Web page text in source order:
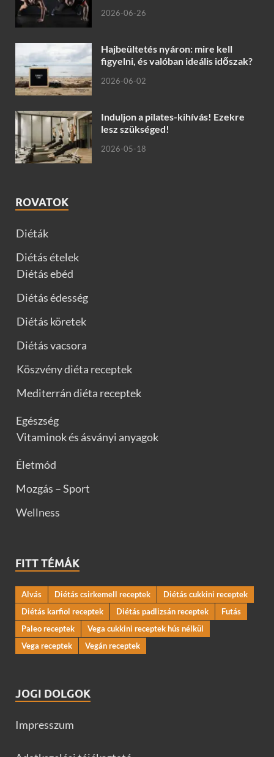
2026-06-26
Hajbeültetés nyáron: mire kell
figyelni, és valóban ideális időszak?
2026-06-02
Induljon a pilates-kihívás! Ezekre
lesz szükséged!
2026-05-18
ROVATOK
Diéták
Diétás ételek
Diétás ebéd
Diétás édesség
Diétás köretek
Diétás vacsora
Köszvény diéta receptek
Mediterrán diéta receptek
Egészség
Vitaminok és ásványi anyagok
Életmód
Mozgás – Sport
Wellness
FITT TÉMÁK
Alvás Diétás csirkemell receptek
Diétás cukkini receptek
Diétás karfiol receptek
Diétás padlizsán receptek
Futás
Paleo receptek
Vega cukkini receptek hús nélkül
Vega receptek
Vegán receptek
JOGI DOLGOK
Impresszum